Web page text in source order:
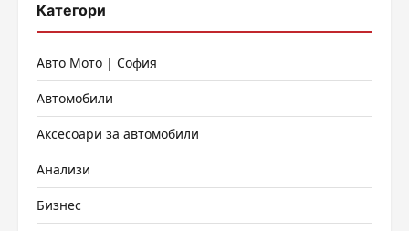
Категори
Авто Мото | София
Автомобили
Аксесоари за автомобили
Анализи
Бизнес